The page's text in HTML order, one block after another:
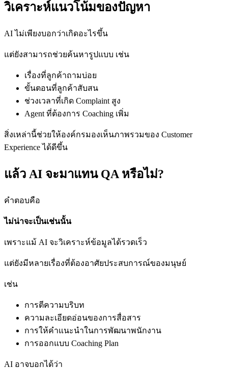
วิเคราะห์แนวโน้มของปัญหา
AI ไม่เพียงบอกว่าเกิดอะไรขึ้น
แต่ยังสามารถช่วยค้นหารูปแบบ เช่น
เรื่องที่ลูกค้าถามบ่อย
ขั้นตอนที่ลูกค้าสับสน
ช่วงเวลาที่เกิด Complaint สูง
Agent ที่ต้องการ Coaching เพิ่ม
สิ่งเหล่านี้ช่วยให้องค์กรมองเห็นภาพรวมของ Customer
Experience ได้ดีขึ้น
แล้ว AI จะมาแทน QA หรือไม่?
คำตอบคือ
ไม่น่าจะเป็นเช่นนั้น
เพราะแม้ AI จะวิเคราะห์ข้อมูลได้รวดเร็ว
แต่ยังมีหลายเรื่องที่ต้องอาศัยประสบการณ์ของมนุษย์
เช่น
การตีความบริบท
ความละเอียดอ่อนของการสื่อสาร
การให้คำแนะนำในการพัฒนาพนักงาน
การออกแบบ Coaching Plan
AI อาจบอกได้ว่า